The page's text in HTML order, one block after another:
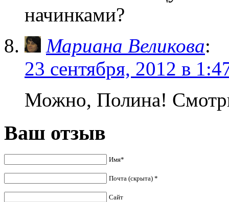
начинками?
Мариана Великова:
23 сентября, 2012 в
Можно, Полина!
Ваш отзыв
Имя*
Почта (скрыта) *
Сайт